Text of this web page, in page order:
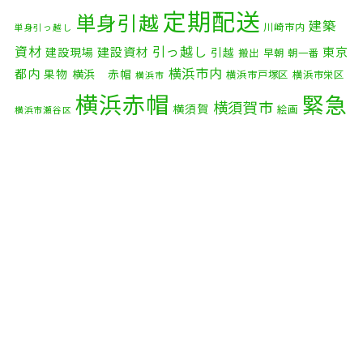
2025年10月(9)
2025年9月
(3)
2025年8月(2)
2025年7月(6)
単身引っ越し 単身引越 定期配送 川崎市内 建築
資材 建設現場 建設資材 引っ越し 引越 搬出 早朝 朝一番 東京
都内 果物 横浜 赤帽 横浜市 横浜市内 横浜市戸塚区 横浜市栄区
横浜市瀬谷区 横浜赤帽 横須賀 横須賀市 絵画 緊急